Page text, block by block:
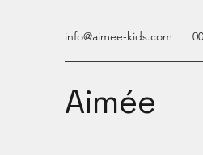
info@aimee-kids.com
Aimée